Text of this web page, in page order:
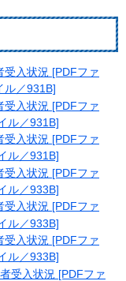
入状況 [PDFファ
ル／931B]
入状況 [PDFファ
ル／931B]
入状況 [PDFファ
ル／931B]
入状況 [PDFファ
ル／933B]
入状況 [PDFファ
ル／933B]
入状況 [PDFファ
ル／933B]
受入状況 [PDFファ